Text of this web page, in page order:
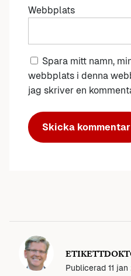
Webbplats
Spara mitt namn,
webbplats i denna
jag skriver en
Publicerad 11 jan